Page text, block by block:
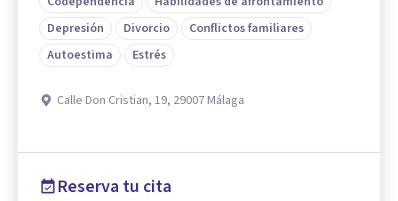
Depresión
Divorcio
Conflictos familiares
Autoestima
Estrés
Calle Don Cristian, 19, 29007 Málaga
Reserva tu cita